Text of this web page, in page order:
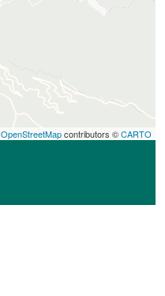
OpenStreetMapcontributors ©CARTO